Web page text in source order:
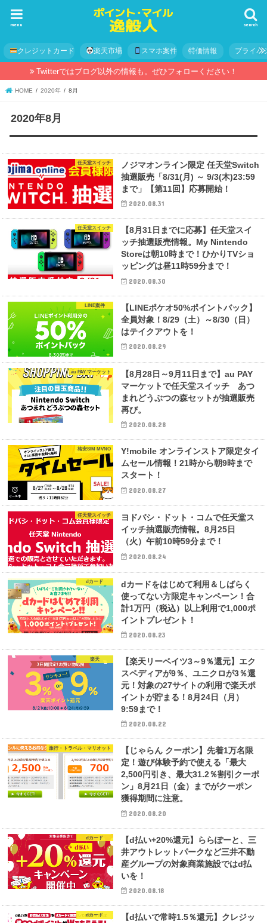
search
menu
クレジットカード 楽天市場 スマホ案件 特価情報 プライバ
Twitterではブログ以外の情報も。ぜひフォローください！
HOME 2020年 8月
2020年8月
任天堂スイッチ
ノジマオンライン限定 任天堂Switch
抽選販売「8/31(月) ～ 9/3(木)23:59
まで」【第11回】応募開始！
2020.08.31
任天堂スイッチ
【8月31日までに応募】任天堂スイ
ッチ抽選販売情報。My Nintendo
Storeは朝10時まで！ひかりTVショ
ッピングは昼11時59分まで！
2020.08.30
LINE案件
【LINEポケオ50%ポイントバック】
全員対象！8/29（土）～8/30（日）
はテイクアウトを！
2020.08.29
au PAY マーケット
【8月28日～9月11日まで】au PAY
マーケットで任天堂スイッチ あつ
まれどうぶつの森セットが抽選販売
再び。
2020.08.28
格安SIM MVNO
Y!mobile オンラインストア限定タイ
ムセール情報！21時から朝9時まで
スタート！
2020.08.27
任天堂スイッチ
ヨドバシ・ドット・コムで任天堂ス
イッチ抽選販売情報。8月25日
（火）午前10時59分まで！
2020.08.24
dカード
dカードをはじめて利用＆しばらく
使ってない方限定キャンペーン！合
計1万円（税込）以上利用で1,000ポ
イントプレゼント！
2020.08.23
楽天
【楽天リーベイツ3～9％還元】エク
スペディアが9％、ユニクロが3％還
元！対象の27サイトの利用で楽天ポ
イントが貯まる！8月24日（月）
9:59まで！
2020.08.22
旅行・トラベル・マリオット
【じゃらん クーポン】先着1万名限
定！遊び体験予約で使える「最大
2,500円引き、最大31.2％割引クーポ
ン」8月21日（金）までがクーポン
獲得期間に注意。
2020.08.20
dカード
【d払い+20%還元】ららぽーと、三
井アウトレットパークなど三井不動
産グループの対象商業施設ではd払
いを！
2020.08.18
dカード
【d払いで常時1.5％還元】クレジッ